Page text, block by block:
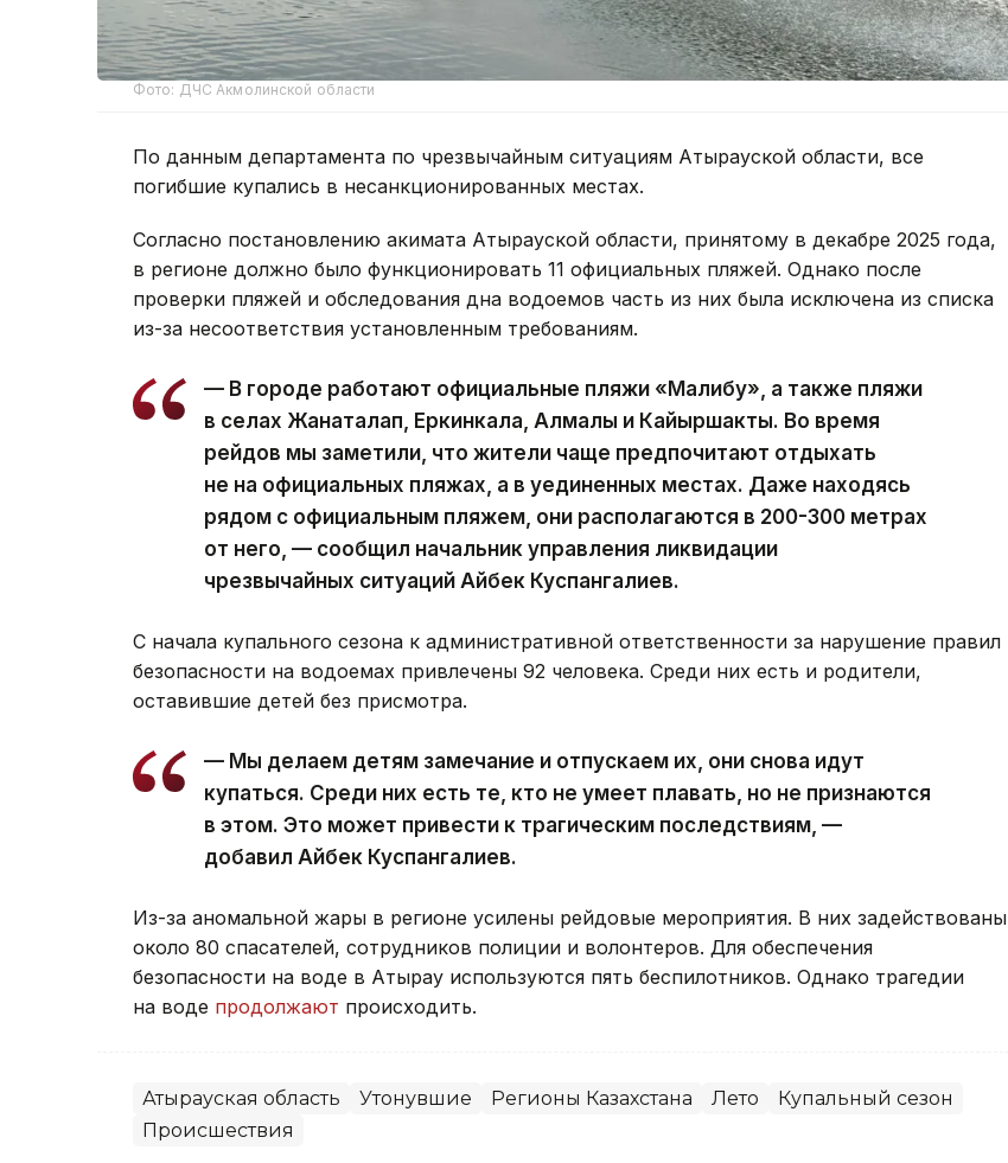
Фото: ДЧС Акмолинской области
По данным департамента по чрезвычайным ситуациям Атырауской области, все
погибшие купались в несанкционированных местах.
Согласно постановлению акимата Атырауской области, принятому в декабре 2025 года,
в регионе должно было функционировать 11 официальных пляжей. Однако после
проверки пляжей и обследования дна водоемов часть из них была исключена из списка
из-за несоответствия установленным требованиям.
— В городе работают официальные пляжи «Малибу», а также пляжи
в селах Жанаталап, Еркинкала, Алмалы и Кайыршакты. Во время
рейдов мы заметили, что жители чаще предпочитают отдыхать
не на официальных пляжах, а в уединенных местах. Даже находясь
рядом с официальным пляжем, они располагаются в 200-300 метрах
от него, — сообщил начальник управления ликвидации
чрезвычайных ситуаций Айбек Куспангалиев.
С начала купального сезона к административной ответственности за нарушение правил
безопасности на водоемах привлечены 92 человека. Среди них есть и родители,
оставившие детей без присмотра.
— Мы делаем детям замечание и отпускаем их, они снова идут
купаться. Среди них есть те, кто не умеет плавать, но не признаются
в этом. Это может привести к трагическим последствиям, —
добавил Айбек Куспангалиев.
Из-за аномальной жары в регионе усилены рейдовые мероприятия. В них задействованы
около 80 спасателей, сотрудников полиции и волонтеров. Для обеспечения
безопасности на воде в Атырау используются пять беспилотников. Однако трагедии
на воде продолжают происходить.
Атырауская область Утонувшие Регионы Казахстана Лето
Купальный сезон
Происшествия